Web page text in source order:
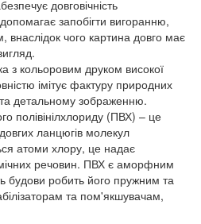
довговічність
запобігти вигоранню,
внаслідок чого картина довго має
з кольоровим друком високої
імітує фактуру природних
та детальному зображенню.
полівінілхлориду (ПВХ) – це
ланцюгів молекул
атоми хлору, це надає
речовин. ПВХ є аморфним
будови робить його пружним та
та пом'якшувачам,